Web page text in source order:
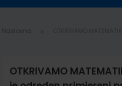
Naslovna
OTKRIVAMO